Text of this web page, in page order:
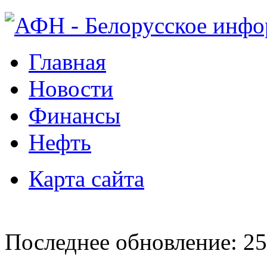
Главная
Новости
Финансы
Нефть
Карта сайта
Последнее обновление: